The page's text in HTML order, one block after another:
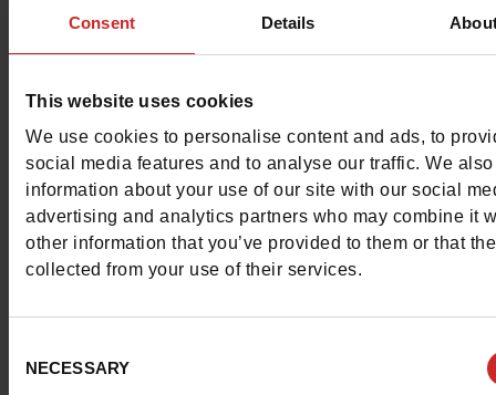
Consent Details
This website uses cookies
We use cookies to personalise content and ads, to
social media features and to analyse our traffic. We
information about your use of our site with our social
advertising and analytics partners who may combine it
other information that you’ve provided to them or that
collected from your use of their services.
Selection
NECESSARY
100% veilige betaling met Ingenico -
Dit artikel kan niet gereserveerd worden
Detail
Kenmerken
Color